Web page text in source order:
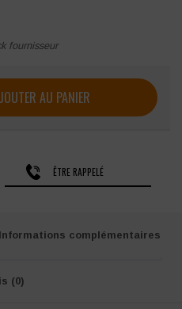
fournisseur
courtes femme KARIBAN
AU PANIER
ÊTRE RAPPELÉ
Informations complémentaires
(0)